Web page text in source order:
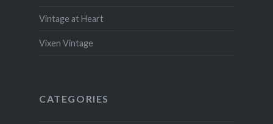
Vintage at Heart
Vixen Vintage
CATEGORIES